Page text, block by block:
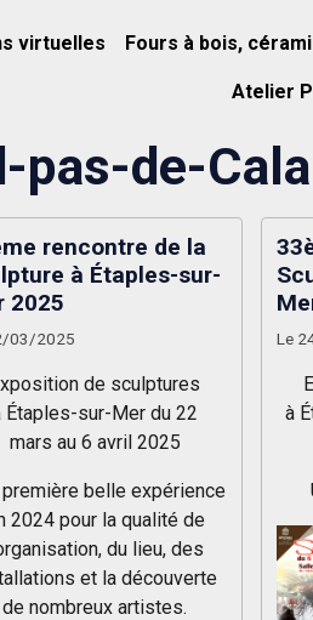
virtuelles Fours à bois,
Atelier
pas-de-
rencontre de la
à Étaples-sur-
2025
03/2025
de sculptures
Étaples-sur-Mer du 22
mars au 6 avril 2025
première belle expérience
2024 pour la qualité de
du lieu, des
et la découverte
de nombreux artistes.
Le
à